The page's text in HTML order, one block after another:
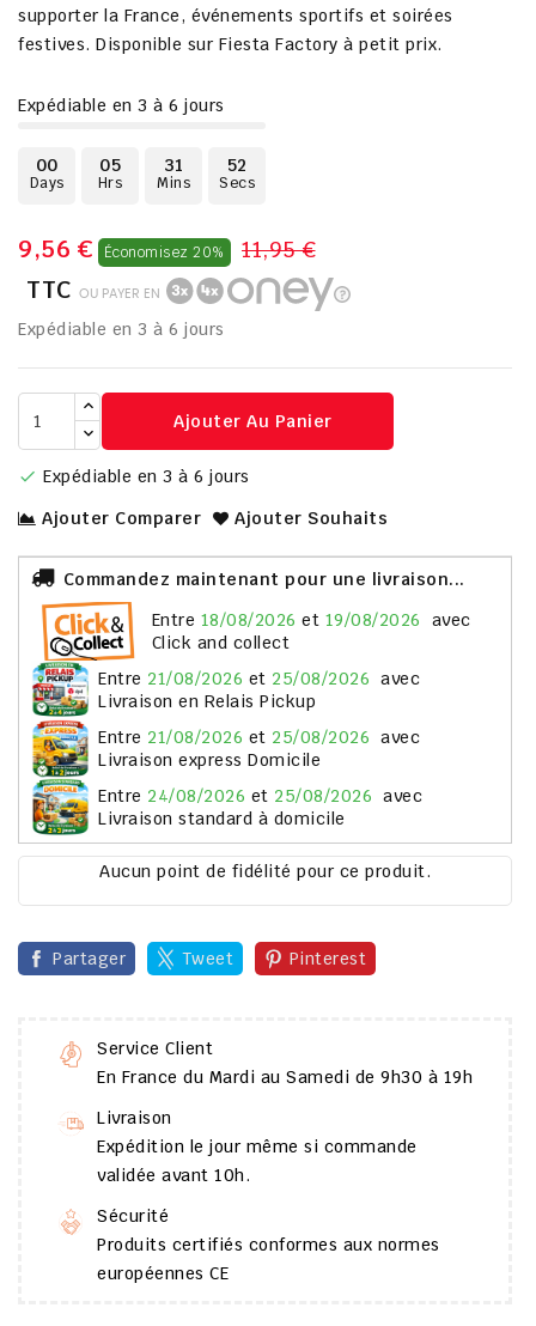
supporter la France, événements sportifs et soirées
festives. Disponible sur Fiesta Factory à petit prix.
Expédiable en 3 à 6 jours
00
Days
05
Hrs
31
Mins
51
Secs
9,56 € Économisez 20% 11,95 €
TTC OU PAYER EN
Expédiable en 3 à 6 jours
Ajouter Au Panier
 Expédiable en 3 à 6 jours
Ajouter Comparer
Ajouter Souhaits
Commandez maintenant pour une livraison...
entre 18/08/2026 et 19/08/2026
avec
Click and collect
entre 21/08/2026 et 25/08/2026 avec
Livraison en Relais Pickup
entre 21/08/2026 et 25/08/2026 avec
Livraison express Domicile
entre 24/08/2026 et 25/08/2026 avec
Livraison standard à domicile
Aucun point de fidélité pour ce produit.
Partager Tweet Pinterest
Service Client
En France du Mardi au Samedi de 9h30 à 19h
Livraison
Expédition le jour même si commande
validée avant 10h.
Sécurité
Produits certifiés conformes aux normes
européennes CE